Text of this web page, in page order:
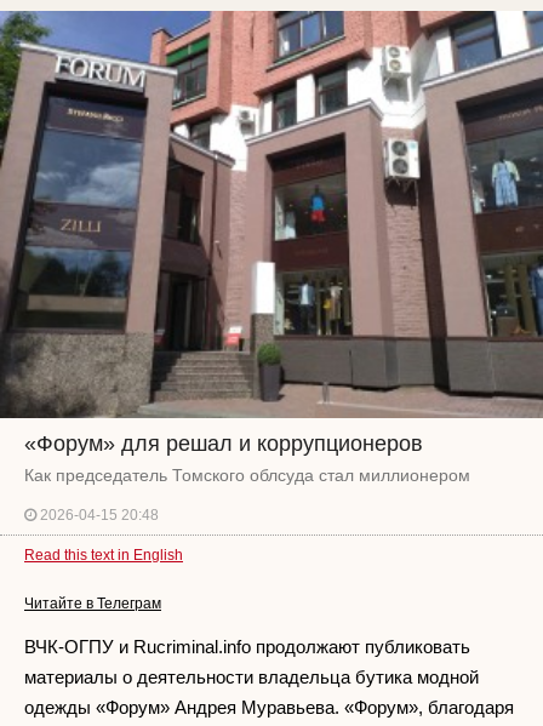
«Форум» для решал и коррупционеров
Как председатель Томского облсуда стал миллионером
2026-04-15 20:48
Read this text in English
Читайте в Телеграм
ВЧК-ОГПУ и Rucriminal.info продолжают публиковать
материалы о деятельности владельца бутика модной
одежды «Форум» Андрея Муравьева. «Форум», благодаря